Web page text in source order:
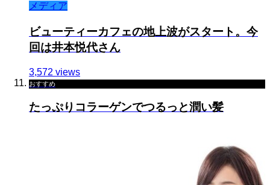
メディア
ビューティーカフェの地上波がスタート。今
回は井本悦代さん
3,572 views
おすすめ
たっぷりコラーゲンでつるっと潤い髪